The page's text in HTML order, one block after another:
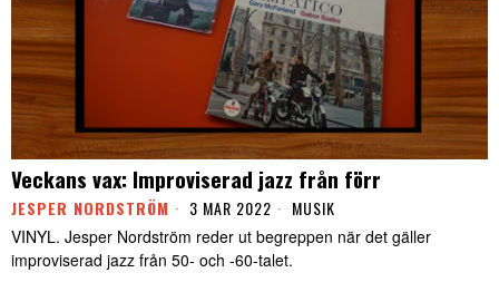
Veckans vax: Improviserad jazz från förr
JESPER NORDSTRÖM 3 MAR 2022 MUSIK
VINYL. Jesper Nordström reder ut begreppen när det gäller
improviserad jazz från 50- och -60-talet.